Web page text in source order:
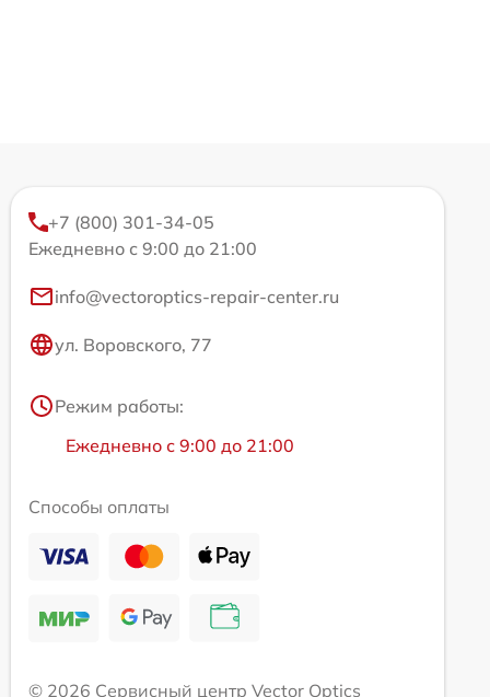
+7 (800) 301-34-05
Ежедневно с 9:00 до 21:00
info@vectoroptics-repair-center.ru
ул. Воровского, 77
Режим работы:
Ежедневно с 9:00 до 21:00
Способы оплаты
© 2026 Сервисный центр Vector Optics